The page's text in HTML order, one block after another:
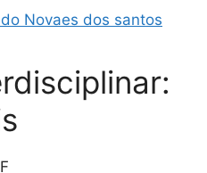
Novaes dos santos